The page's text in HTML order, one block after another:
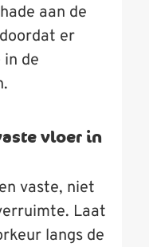
aan de
er
in de
vloer in
vaste, niet
Laat
langs de